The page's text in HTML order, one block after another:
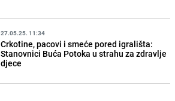
27.05.25. 11:34
Crkotine, pacovi i smeće pored igrališta:
Stanovnici Buća Potoka u strahu za zdravlje
djece